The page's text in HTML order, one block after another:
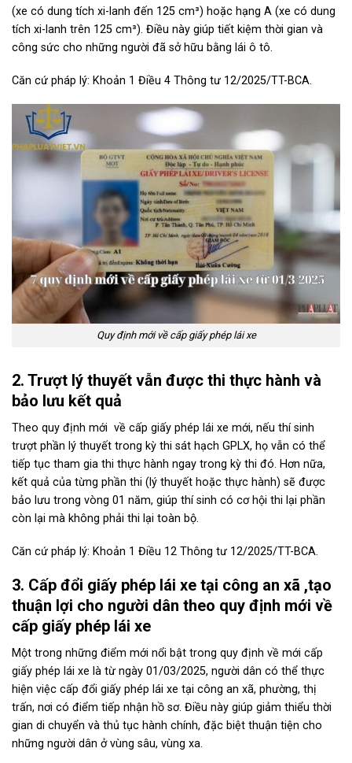
(xe có dung tích xi-lanh đến 125 cm³) hoặc hạng A (xe có dung
tích xi-lanh trên 125 cm³). Điều này giúp tiết kiệm thời gian và
công sức cho những người đã sở hữu bằng lái ô tô.
Căn cứ pháp lý: Khoản 1 Điều 4 Thông tư 12/2025/TT-BCA.
Quy định mới về cấp giấy phép lái xe
2. Trượt lý thuyết vẫn được thi thực hành và
bảo lưu kết quả
Theo quy định mới về cấp giấy phép lái xe mới, nếu thí sinh
trượt phần lý thuyết trong kỳ thi sát hạch GPLX, họ vẫn có thể
tiếp tục tham gia thi thực hành ngay trong kỳ thi đó. Hơn nữa,
kết quả của từng phần thi (lý thuyết hoặc thực hành) sẽ được
bảo lưu trong vòng 01 năm, giúp thí sinh có cơ hội thi lại phần
còn lại mà không phải thi lại toàn bộ.
Căn cứ pháp lý: Khoản 1 Điều 12 Thông tư 12/2025/TT-BCA.
3. Cấp đổi giấy phép lái xe tại công an xã ,tạo
thuận lợi cho người dân theo quy định mới về
cấp giấy phép lái xe
Một trong những điểm mới nổi bật trong quy định về mới cấp
giấy phép lái xe là từ ngày 01/03/2025, người dân có thể thực
hiện việc cấp đổi giấy phép lái xe tại công an xã, phường, thị
trấn, nơi có điểm tiếp nhận hồ sơ. Điều này giúp giảm thiểu thời
gian di chuyển và thủ tục hành chính, đặc biệt thuận tiện cho
những người dân ở vùng sâu, vùng xa.